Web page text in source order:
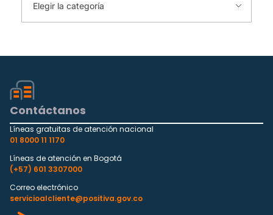
Contáctanos
Líneas gratuitas de atención nacional
01 8000 11 1170
Líneas de atención en Bogotá
(+57) 601 3307000
Correo electrónico
servicioalcliente@positiva.gov.co